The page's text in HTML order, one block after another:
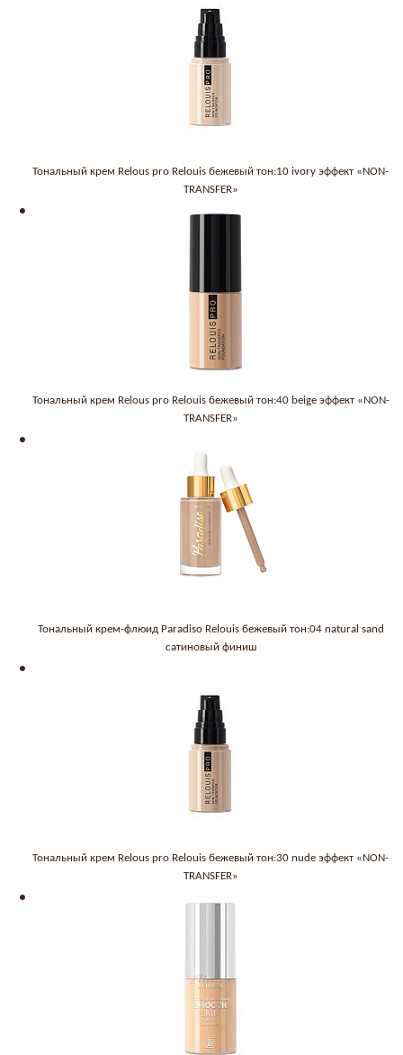
Тональный крем Relous pro Relouis бежевый тон:10 ivory эффект «NON-
TRANSFER»
Тональный крем Relous pro Relouis бежевый тон:40 beige эффект «NON-
TRANSFER»
Тональный крем-флюид Paradiso Relouis бежевый тон:04 natural sand
сатиновый финиш
Тональный крем Relous pro Relouis бежевый тон:30 nude эффект «NON-
TRANSFER»